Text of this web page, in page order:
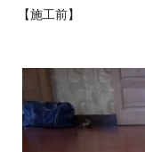
【施工前】